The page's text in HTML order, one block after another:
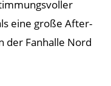
eine große After-
der Fanhalle Nord